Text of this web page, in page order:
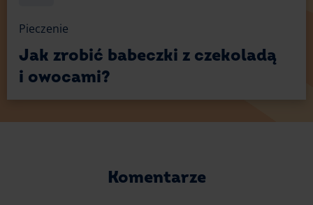
Pieczenie
Jak zrobić babeczki z czekoladą
i owocami?
Komentarze